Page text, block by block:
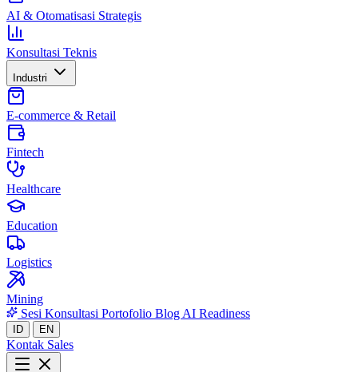
AI & Otomatisasi Strategis
Konsultasi Teknis
Industri
E-commerce & Retail
Fintech
Healthcare
Education
Logistics
Mining
Sesi Konsultasi Portofolio Blog AI Readiness
ID EN
Kontak Sales